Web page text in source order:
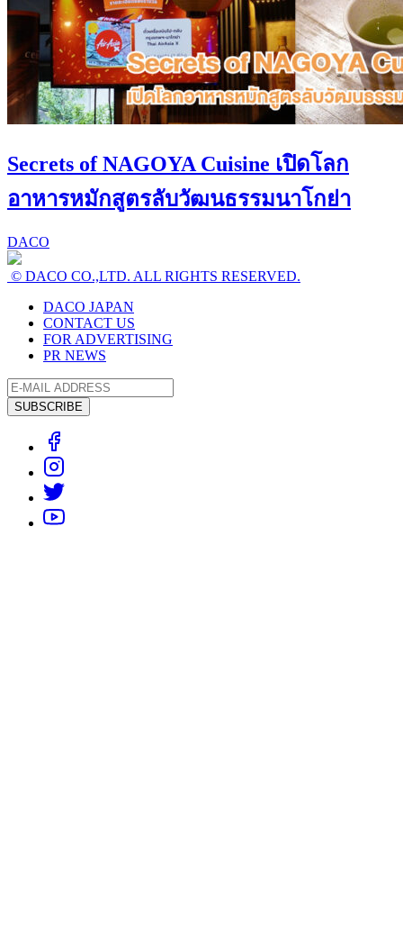
Secrets of NAGOYA Cuisine เปิดโลก
อาหารหมักสูตรลับวัฒนธรรมนาโกย่า
DACO
© DACO CO.,LTD. ALL RIGHTS RESERVED.
DACO JAPAN
CONTACT US
FOR ADVERTISING
PR NEWS